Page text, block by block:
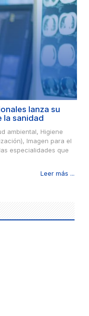
lanza su
la sanidad
ambiental, Higiene
Imagen para el
especialidades que
Leer más ...